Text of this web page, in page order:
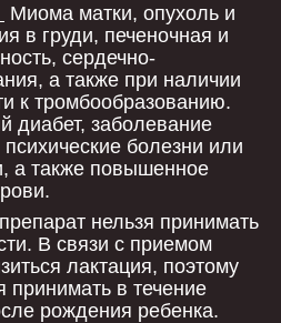
Миома матки, опухоль и
в груди, печеночная и
сердечно-
а также при наличии
к тромбообразованию.
диабет, заболевание
болезни или
а также повышенное
нельзя принимать
В связи с приемом
лактация, поэтому
принимать в течение
рождения ребенка.